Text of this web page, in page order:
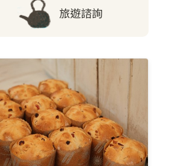
旅遊諮詢